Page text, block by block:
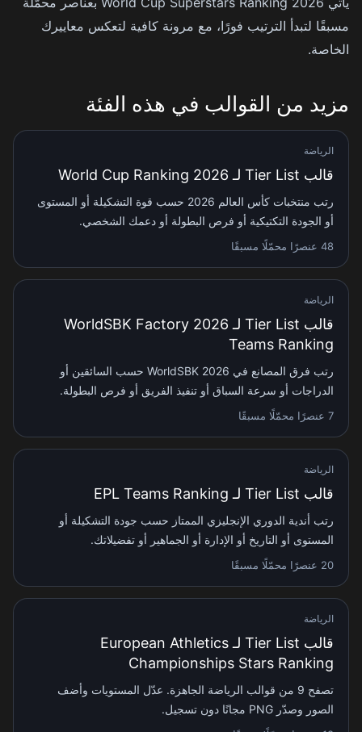
مسبقًا لتبدأ الترتيب فورًا، مع مرونة كافية لتعكس معاييرك
الخاصة.
مزيد من القوالب في هذه الفئة
الرياضة
قالب Tier List لـ 2026 World Cup Ranking
رتب منتخبات كأس العالم 2026 حسب قوة التشكيلة أو المستوى
أو الجودة التكتيكية أو فرص البطولة أو دعمك الشخصي.
48 عنصرًا محمّلًا مسبقًا
الرياضة
قالب Tier List لـ 2026 WorldSBK Factory
Teams Ranking
رتب فرق المصانع في WorldSBK 2026 حسب السائقين أو
الدراجات أو سرعة السباق أو تنفيذ الفريق أو فرص البطولة.
7 عنصرًا محمّلًا مسبقًا
الرياضة
قالب Tier List لـ EPL Teams Ranking
رتب أندية الدوري الإنجليزي الممتاز حسب جودة التشكيلة أو
المستوى أو التاريخ أو الإدارة أو الجماهير أو تفضيلاتك.
20 عنصرًا محمّلًا مسبقًا
الرياضة
قالب Tier List لـ European Athletics
Championships Stars Ranking
تصفح 9 من قوالب الرياضة الجاهزة. عدّل المستويات وأضف
الصور وصدّر PNG مجانًا دون تسجيل.